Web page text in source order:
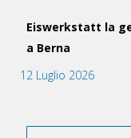
Eiswerkstatt la
a Berna
12 Luglio 2026